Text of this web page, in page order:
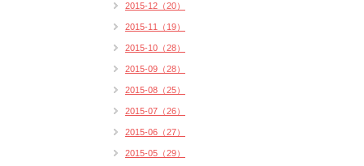
2015-12（20）
2015-11（19）
2015-10（28）
2015-09（28）
2015-08（25）
2015-07（26）
2015-06（27）
2015-05（29）